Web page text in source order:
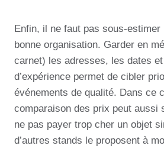
Enfin, il ne faut pas sous-estimer
bonne organisation. Garder en
carnet) les adresses, les dates
d’expérience permet de cibler
événements de qualité. Dans ce
comparaison des prix peut aussi
ne pas payer trop cher un objet
d’autres stands le proposent à